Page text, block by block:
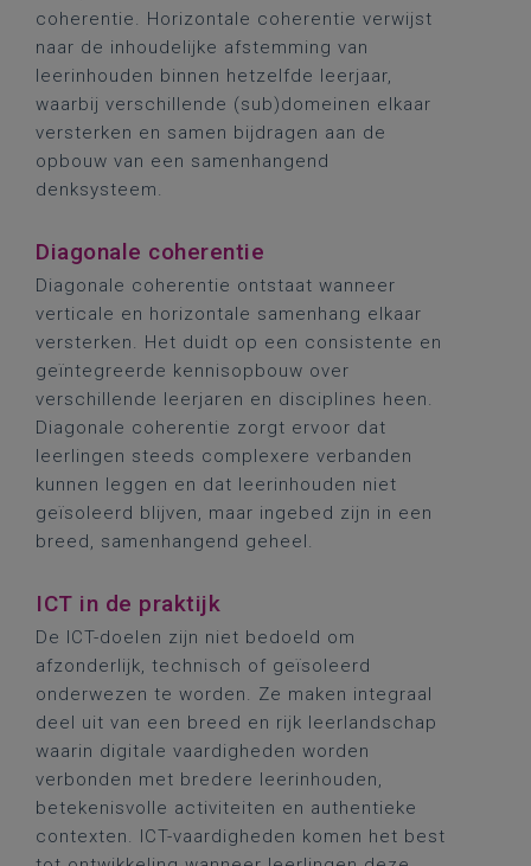
coherentie. Horizontale coherentie verwijst
naar de inhoudelijke afstemming van
leerinhouden binnen hetzelfde leerjaar,
waarbij verschillende (sub)domeinen elkaar
versterken en samen bijdragen aan de
opbouw van een samenhangend
denksysteem.
Diagonale coherentie
Diagonale coherentie ontstaat wanneer
verticale en horizontale samenhang elkaar
versterken. Het duidt op een consistente en
geïntegreerde kennisopbouw over
verschillende leerjaren en disciplines heen.
Diagonale coherentie zorgt ervoor dat
leerlingen steeds complexere verbanden
kunnen leggen en dat leerinhouden niet
geïsoleerd blijven, maar ingebed zijn in een
breed, samenhangend geheel.
ICT in de praktijk
De ICT-doelen zijn niet bedoeld om
afzonderlijk, technisch of geïsoleerd
onderwezen te worden. Ze maken integraal
deel uit van een breed en rijk leerlandschap
waarin digitale vaardigheden worden
verbonden met bredere leerinhouden,
betekenisvolle activiteiten en authentieke
contexten. ICT-vaardigheden komen het best